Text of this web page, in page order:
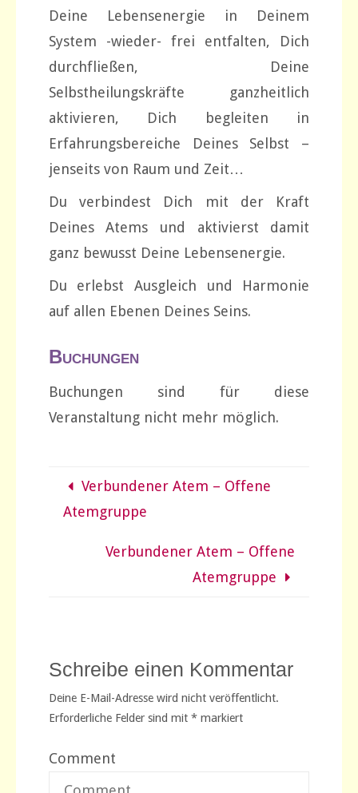
Deine Lebensenergie in Deinem
System -wieder- frei entfalten, Dich
durchfließen, Deine
Selbstheilungskräfte ganzheitlich
aktivieren, Dich begleiten in
Erfahrungsbereiche Deines Selbst –
jenseits von Raum und Zeit…
Du verbindest Dich mit der Kraft
Deines Atems und aktivierst damit
ganz bewusst Deine Lebensenergie.
Du erlebst Ausgleich und Harmonie
auf allen Ebenen Deines Seins.
Buchungen
Buchungen sind für diese
Veranstaltung nicht mehr möglich.
Verbundener Atem – Offene
Atemgruppe
Verbundener Atem – Offene
Atemgruppe
Schreibe einen Kommentar
Deine E-Mail-Adresse wird nicht veröffentlicht.
Erforderliche Felder sind mit *markiert
Comment